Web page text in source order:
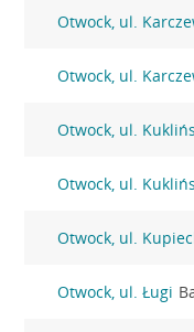
Otwock, ul.
Otwock, ul.
Otwock, ul.
Otwock, ul.
Otwock, ul.
Otwock, ul. Ługi